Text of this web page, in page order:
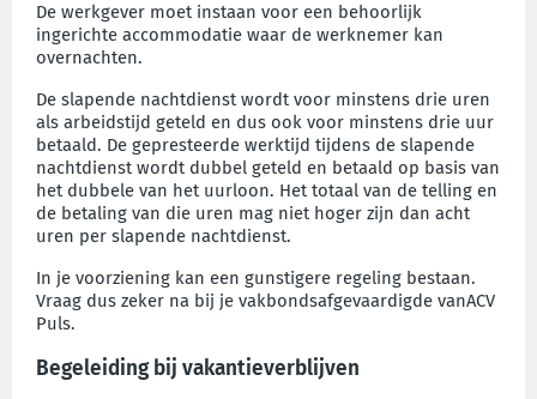
De werkgever moet instaan voor een behoorlijk
ingerichte accommodatie waar de werknemer kan
overnachten.
De slapende nachtdienst wordt voor minstens drie uren
als arbeidstijd geteld en dus ook voor minstens drie uur
betaald. De gepresteerde werktijd tijdens de slapende
nachtdienst wordt dubbel geteld en betaald op basis van
het dubbele van het uurloon. Het totaal van de telling en
de betaling van die uren mag niet hoger zijn dan acht
uren per slapende nachtdienst.
In je voorziening kan een gunstigere regeling bestaan.
Vraag dus zeker na bij je vakbondsafgevaardigde vanACV
Puls.
Begeleiding bij vakantieverblijven